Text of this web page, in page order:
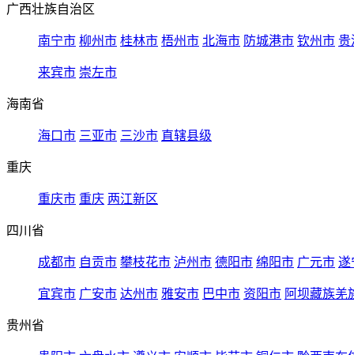
广西壮族自治区
南宁市 柳州市 桂林市 梧州市 北海市 防城港市 钦州市 贵
来宾市 崇左市
海南省
海口市 三亚市 三沙市 直辖县级
重庆
重庆市 重庆 两江新区
四川省
成都市 自贡市 攀枝花市 泸州市 德阳市 绵阳市 广元市 遂
宜宾市 广安市 达州市 雅安市 巴中市 资阳市 阿坝藏族羌
贵州省